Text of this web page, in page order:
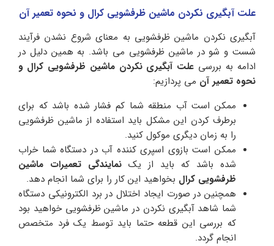
علت آبگیری نکردن ماشین ظرفشویی کرال و نحوه تعمیر آن
آبگیری نکردن ماشین ظرفشویی به معنای شروع نشدن فرآیند
شست و شو در ماشین ظرفشویی می باشد. به همین دلیل در
ادامه به بررسی علت آبگیری نکردن ماشین ظرفشویی کرال و
نحوه تعمیر آن می پردازیم:
ممکن است آب منطقه شما کم فشار شده باشد که برای
برطرف کردن این مشکل باید استفاده از ماشین ظرفشویی
را به زمان دیگری موکول کنید.
ممکن است بازوی اسپری کننده آب در دستگاه شما خراب
شده باشد که باید از یک نمایندگی تعمیرات ماشین
ظرفشویی کرال بخواهید این کار را برای شما انجام دهد.
همچنین در صورت ایجاد اختلال در برد الکترونیکی دستگاه
شما شاهد آبگیری نکردن در ماشین ظرفشویی خواهید بود
که بررسی این قطعه حتما باید توسط یک فرد متخصص
انجام گردد.